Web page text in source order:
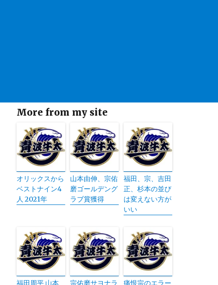
More from my site
オリックスから
ベストナイン4
人 2021年
山本由伸、宗佑
磨ゴールデング
ラブ賞獲得
福田、宗、吉田
正、杉本の並び
は変えない方が
いい
福田周平 山本
宗佑磨サヨナラ
痛恨宗のエラー